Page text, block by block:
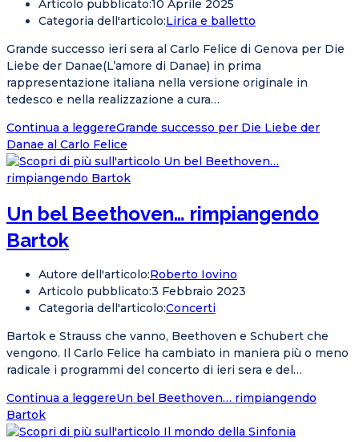
Articolo pubblicato:10 Aprile 2025
Categoria dell'articolo:Lirica e balletto
Grande successo ieri sera al Carlo Felice di Genova per Die
Liebe der Danae(L’amore di Danae) in prima
rappresentazione italiana nella versione originale in
tedesco e nella realizzazione a cura…
Continua a leggereGrande successo per Die Liebe der
Danae al Carlo Felice
Un bel Beethoven… rimpiangendo
Bartok
Autore dell'articolo:Roberto Iovino
Articolo pubblicato:3 Febbraio 2023
Categoria dell'articolo:Concerti
Bartok e Strauss che vanno, Beethoven e Schubert che
vengono. Il Carlo Felice ha cambiato in maniera più o meno
radicale i programmi del concerto di ieri sera e del…
Continua a leggereUn bel Beethoven… rimpiangendo
Bartok